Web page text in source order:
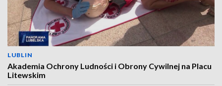
LUBLIN
Akademia Ochrony Ludności i Obrony Cywilnej na Placu
Litewskim